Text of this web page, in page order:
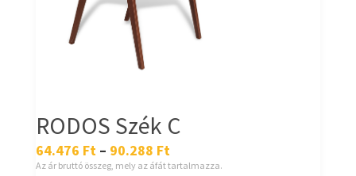
RODOS Szék C
64.476 Ft – 90.288 Ft
Az ár bruttó összeg, mely az áfát tartalmazza.